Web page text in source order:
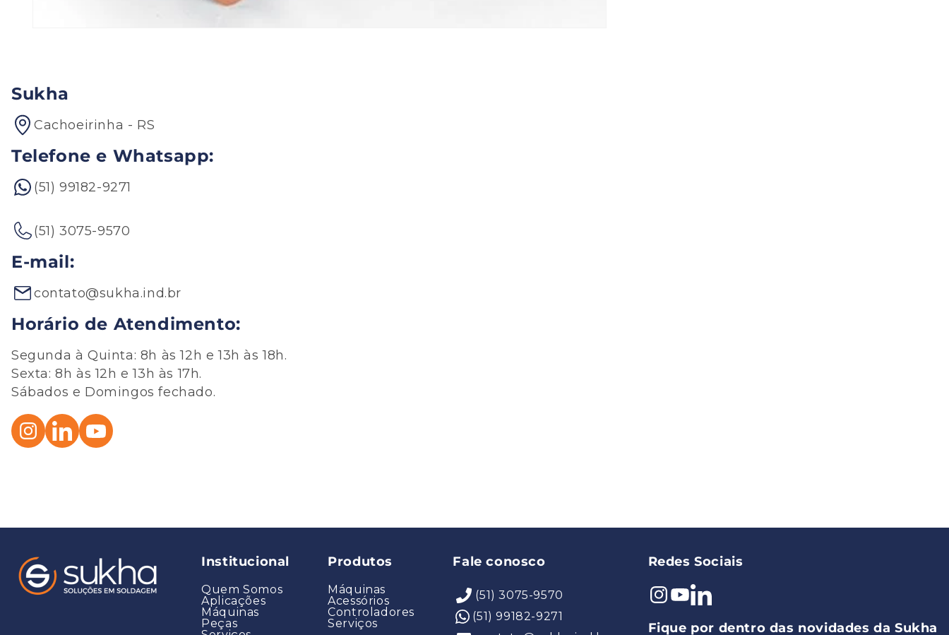
modal
Sukha
Cachoeirinha - RS
Telefone e Whatsapp:
(51) 99182-9271
(51) 3075-9570
E-mail:
contato@sukha.ind.br
Horário de Atendimento:
Segunda à Quinta: 8h às 12h e 13h às 18h.
Sexta: 8h às 12h e 13h às 17h.
Sábados e Domingos fechado.
Institucional
Quem Somos
Aplicações
Máquinas
Peças
Produtos
Máquinas
Acessórios
Controladores
Serviços
Fale conosco
(51) 3075-9570
(51) 99182-9271
Redes Sociais
Instagram
YouTube
Pinterest
Fique por dentro das novidades da Sukha